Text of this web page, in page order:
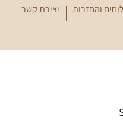
יצירת קשר והחזרות